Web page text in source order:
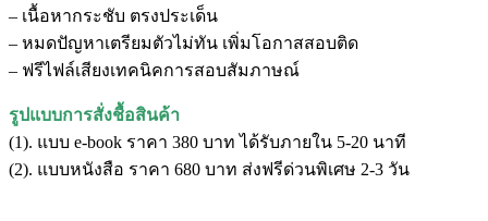
– เนื้อหากระชับ ตรงประเด็น
– หมดปัญหาเตรียมตัวไม่ทัน เพิ่มโอกาสสอบติด
– ฟรีไฟล์เสียงเทคนิคการสอบสัมภาษณ์
รูปแบบการสั่งชื้อสินค้า
(1). แบบ e-book ราคา 380 บาท ได้รับภายใน 5-20 นาที
(2). แบบหนังสือ ราคา 680 บาท ส่งฟรีด่วนพิเศษ 2-3 วัน